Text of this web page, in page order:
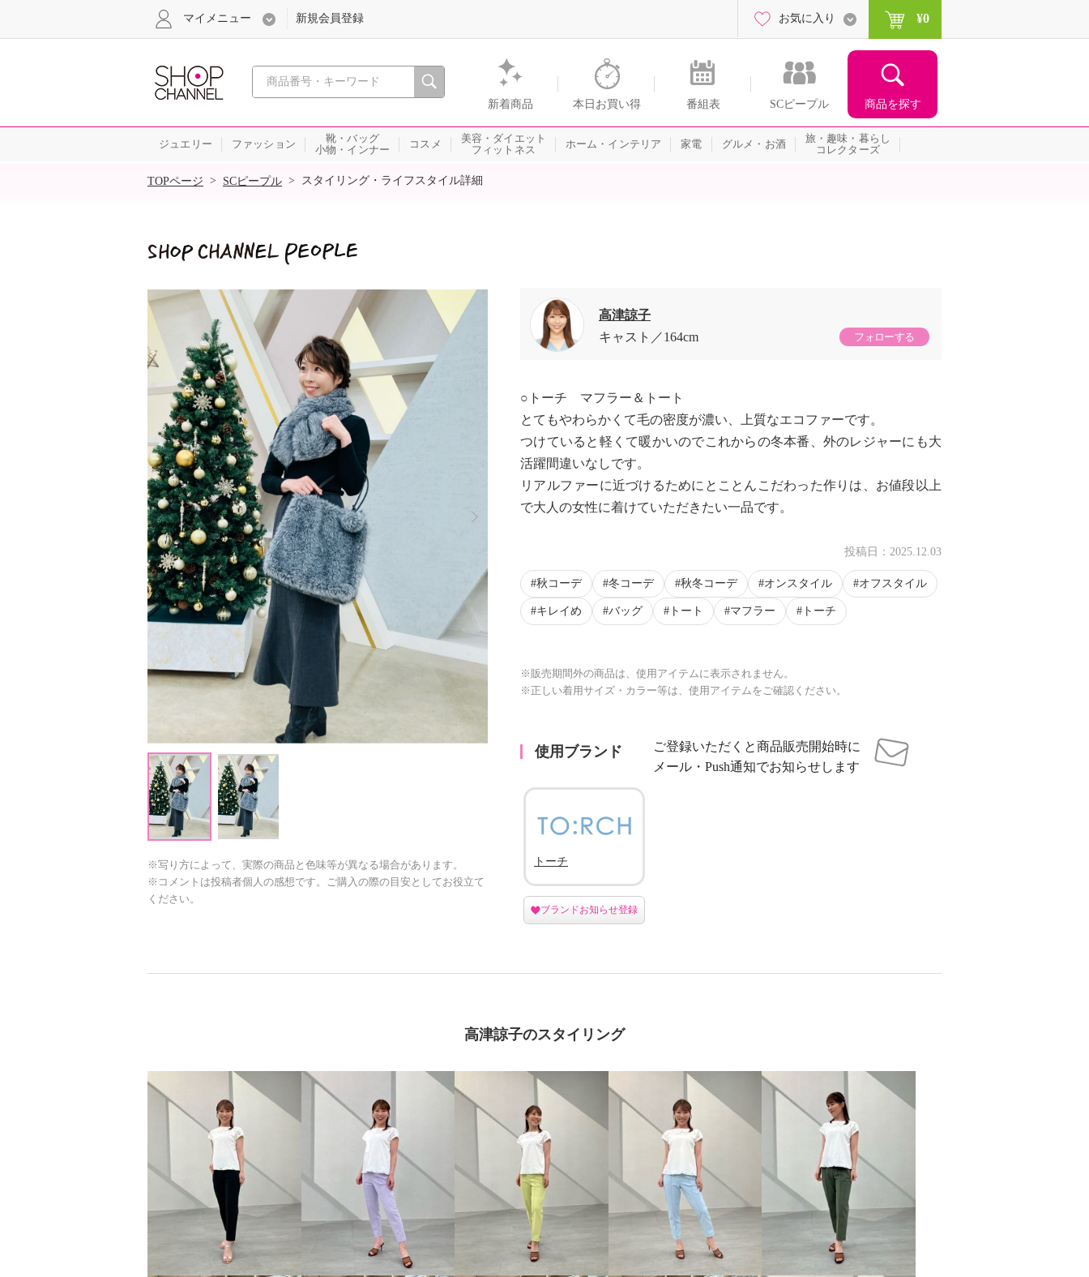
心おどる、瞬間を。通販・テレビショッピングのショップチャンネル
新着商品 本日お買い得 番組表 SCピープル 商品を探す
マイメニュー 新規会員登録 お気に入り ¥0
ジュエリー ファッション
靴・バッグ
小物・インナー
コスメ
美容・ダイエット
フィットネス
ホーム・インテリア 家電 グルメ・お酒
旅・趣味・暮らし
コレクターズ
SALE
TOPページ > SCピープル > スタイリング・ライフスタイル詳細
※写り方によって、実際の商品と色味等が異なる場合があります。
※コメントは投稿者個人の感想です。ご購入の際の目安としてお役立て
ください。
高津諒子
キャスト
164cm フォローする
○トーチ マフラー＆トート
とてもやわらかくて毛の密度が濃い、上質なエコファーです。
つけていると軽くて暖かいのでこれからの冬本番、外のレジャーにも大
活躍間違いなしです。
リアルファーに近づけるためにとことんこだわった作りは、お値段以上
で大人の女性に着けていただきたい一品です。
投稿日： 2025.12.03
秋コーデ 冬コーデ 秋冬コーデ オンスタイル オフスタイル
キレイめ バッグ トート マフラー トーチ
※販売期間外の商品は、使用アイテムに表示されません。
※正しい着用サイズ・カラー等は、使用アイテムをご確認ください。
使用ブランド
ご登録いただくと商品販売開始時に
メール・Push通知でお知らせします
トーチ
ブランドお知らせ登録
高津諒子のスタイリング